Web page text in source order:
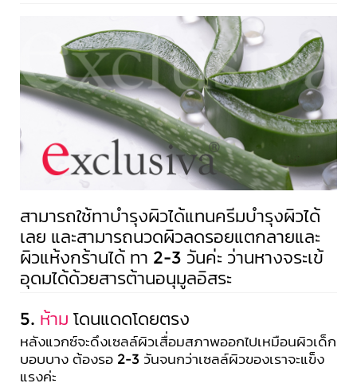
สามารถใช้ทาบำรุงผิวได้แทนครีมบำรุงผิวได้
เลย และสามารถนวดผิวลดรอยแตกลายและ
ผิวแห้งกร้านได้ ทา 2-3 วันค่ะ ว่านหางจระเข้
อุดมได้ด้วยสารต้านอนุมูลอิสระ
5. ห้าม โดนแดดโดยตรง
หลังแวกซ์จะดึงเซลล์ผิวเสื่อมสภาพออกไปเหมือนผิวเด็ก
บอบบาง ต้องรอ 2-3 วันจนกว่าเซลล์ผิวของเราจะแข็ง
แรงค่ะ